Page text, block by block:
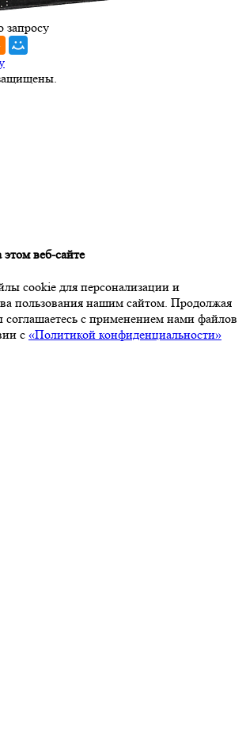
запросу
веб-сайте
cookie для персонализации и
пользования нашим сайтом. Продолжая
соглашаетесь с применением нами файлов
с «Политикой конфиденциальности»